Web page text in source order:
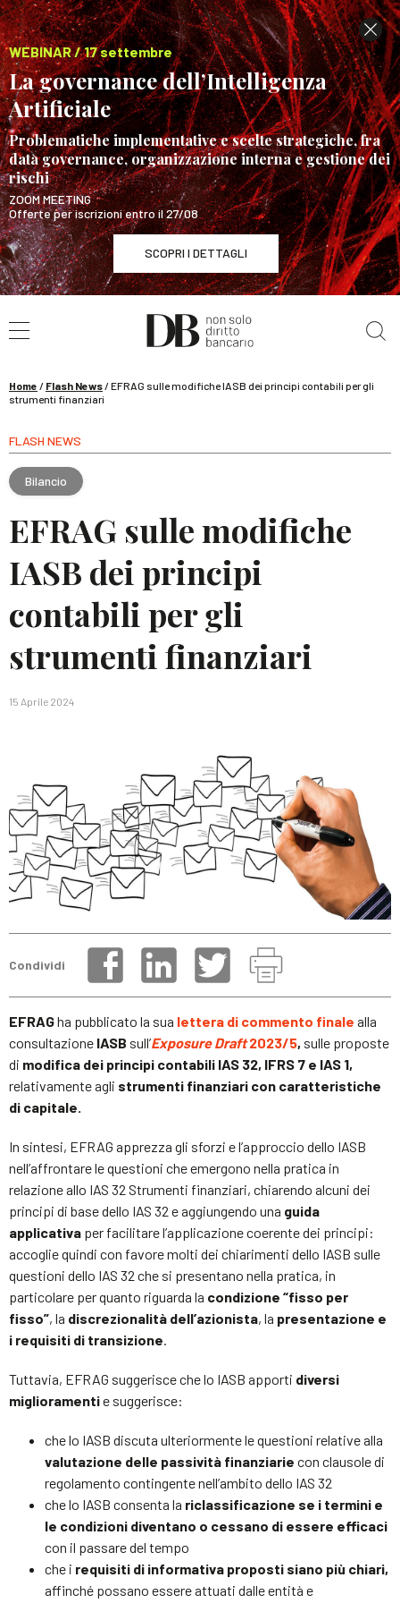
WEBINAR / 17 settembre
La governance dell’Intelligenza
Artificiale
Problematiche implementative e scelte strategiche, fra
data governance, organizzazione interna e gestione dei
rischi
ZOOM MEETING
Offerte per iscrizioni entro il 27/08
SCOPRI I DETTAGLI
WEBINAR / 17 settembre
La governance dell’Intelligenza Artificiale
Home / Flash News/EFRAG sulle modifiche IASB dei principi contabili per gli
strumenti finanziari
FLASH NEWS
Bilancio
EFRAG sulle modifiche
IASB dei principi
contabili per gli
strumenti finanziari
15 Aprile 2024
Condividi
EFRAGha pubblicato la sua lettera di commento finale alla
consultazione IASB sull’Exposure Draft2023/5, sulle proposte
di modifica dei principi contabili IAS 32, IFRS 7 e IAS 1,
relativamente agli strumenti finanziari con caratteristiche
di capitale.
In sintesi, EFRAG apprezza gli sforzi e l’approccio dello IASB
nell’affrontare le questioni che emergono nella pratica in
relazione allo IAS 32 Strumenti finanziari, chiarendo alcuni dei
principi di base dello IAS 32 e aggiungendo una guida
applicativa per facilitare l’applicazione coerente dei principi:
accoglie quindi con favore molti dei chiarimenti dello IASB sulle
questioni dello IAS 32 che si presentano nella pratica, in
particolare per quanto riguarda la condizione “fisso per
fisso”, la discrezionalità dell’azionista, la presentazione e
i requisiti di transizione.
Tuttavia, EFRAG suggerisce che lo IASB apporti diversi
miglioramentie suggerisce:
che lo IASB discuta ulteriormente le questioni relative alla
valutazione delle passività finanziarie con clausole di
regolamento contingente nell’ambito dello IAS 32
che lo IASB consenta la riclassificazione se i termini e
le condizioni diventano o cessano di essere efficaci
con il passare del tempo
che i requisiti di informativa proposti siano più chiari,
affinché possano essere attuati dalle entità e